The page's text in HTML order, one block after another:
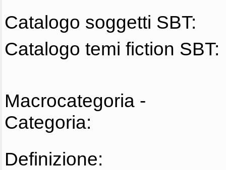
Catalogo soggetti SBT:
Catalogo temi fiction SBT:
Macrocategoria -
Categoria:
Definizione: